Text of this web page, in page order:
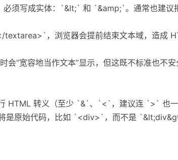
须写成实体：`&lt;` 和 `&amp;`。通常也建
，浏览器会提前结束文本域，造成
“宽容地当作文本”显示，但这既不标准也不安
HTML 转义（至少 `&`、`<`，建议连 `>` 也一
是原始代码，比如 `<div>`，而不是